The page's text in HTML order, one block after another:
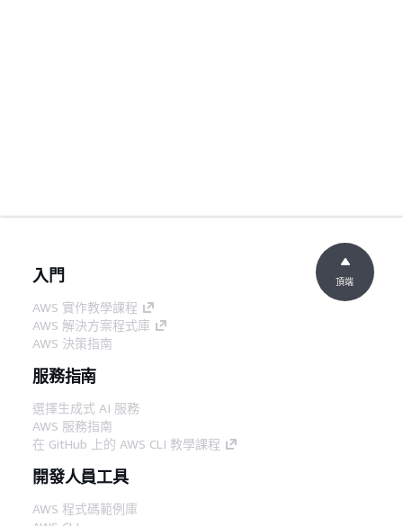
入門
AWS 實作教學課程
AWS 解決方案程式庫
AWS 決策指南
服務指南
選擇生成式 AI 服務
AWS 服務指南
在 GitHub 上的 AWS CLI 教學課程
開發人員工具
AWS 程式碼範例庫
頂端